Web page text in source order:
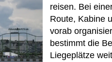
reisen. Bei
Route, Kabine
vorab
bestimmt die
Liegeplätze